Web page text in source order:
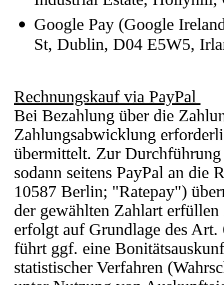
Google Pay (Google
St, Dublin, D04 E5W5,
Rechnungskauf via PayPal
Bei Bezahlung über die
Zahlungsabwicklung
übermittelt. Zur
sodann seitens PayPal an die
10587 Berlin; "Ratepay")
der gewählten Zahlart
erfolgt auf Grundlage des
führt ggf. eine
statistischer Verfahren